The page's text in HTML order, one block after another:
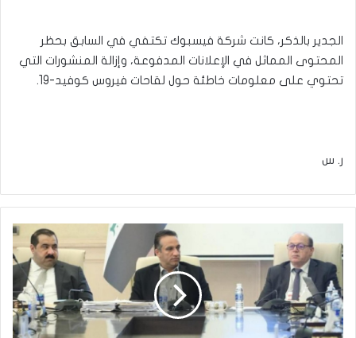
الجدير بالذكر، كانت شركة فيسبوك تكتفي في السابق بحظر
المحتوى المماثل في الإعلانات المدفوعة، وإزالة المنشورات التي
تحتوي على معلومات خاطئة حول لقاحات فيروس كوفيد-19.
ر. س
الإيرادات'..
المالية
النيابية
تبحث
إمكانية
استثمار